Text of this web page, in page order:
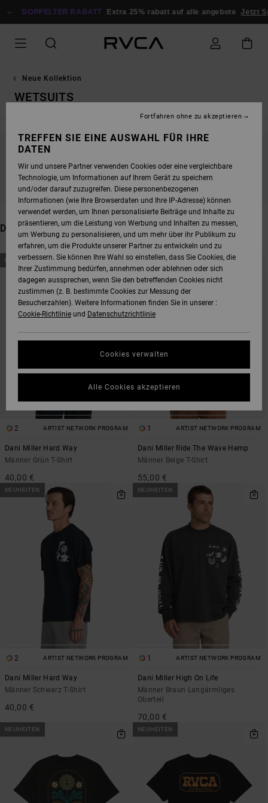
ZURDOPPELTER RABATT Extra 25% rabatt auf alle angebote Jetzt
Neue Kollektion
WETSUITS
BLEIB DABEI, DIE PRODUKTE SIND BALD
WIEDER DA
DAS KÖNNTE DIR AUCH GEFALLEN
DIREKT
ZU
FILTERKRITERIEN
ÜBERSPRINGEN
UND
FILTERN
NEUHEITEN
2 ARTIST NETWORK PROGRAM
Dani Miller Hard Way
Männer Grün T-Shirt
40,00 €
NEUHEITEN
1 ARTIST NETWORK PROGRAM
Dani Miller Ride The Wave Hemp
Männer Beige T-Shirt
55,00 €
NEUHEITEN
2 ARTIST NETWORK PROGRAM
Dani Miller Hard Way
Männer Schwarz T-Shirt
40,00 €
NEUHEITEN
1 ARTIST NETWORK PROGRAM
Dani Miller High On Life
Männer Braun Langärmliges
Oberteil
70,00 €
NEUHEITEN NEUHEITEN
TREFFEN SIE EINE AUSWAHL FÜR IHRE
DATEN
Wir und unsere Partner verwenden Cookies oder eine vergleichbare
Technologie, um Informationen auf Ihrem Gerät zu speichern
und/oder darauf zuzugreifen. Diese personenbezogenen
Informationen (wie Ihre Browserdaten und Ihre IP-Adresse) können
verwendet werden, um Ihnen personalisierte Beiträge und Inhalte zu
präsentieren, um die Leistung von Werbung und Inhalten zu messen,
um Werbung zu personalisieren, und um mehr über ihr Publikum zu
erfahren, um die Produkte unserer Partner zu entwickeln und zu
verbessern. Sie können Ihre Wahl so einstellen, dass Sie Cookies, die
Ihrer Zustimmung bedürfen, annehmen oder ablehnen oder sich
dagegen aussprechen, wenn Sie den betreffenden Cookies nicht
zustimmen (z. B. bestimmte Cookies zur Messung der
Besucherzahlen). Weitere Informationen finden Sie in unserer :
Cookie-Richtlinie und Datenschutzrichtlinie
Cookies verwalten
Fortfahren ohne zu akzeptieren
Alle Cookies akzeptieren